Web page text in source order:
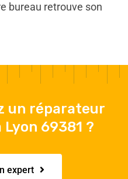
bureau retrouve son
un réparateur
69381 ?
expert